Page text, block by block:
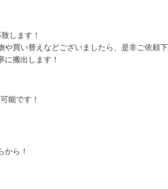
します！
や買い替えなどございましたら、是非ご依頼
搬出します！
能です！
から！